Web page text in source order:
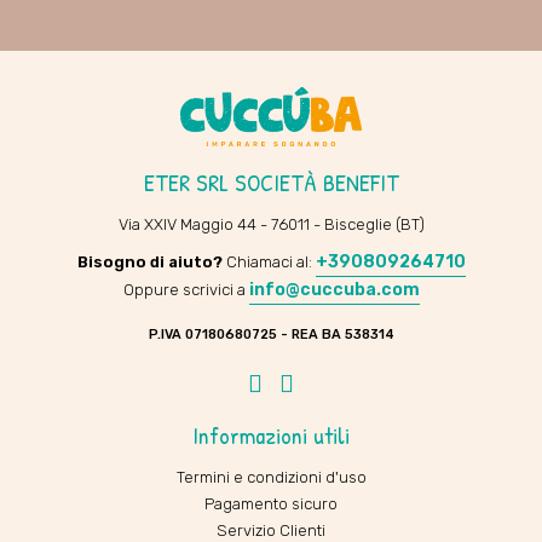
ETER SRL SOCIETÀ BENEFIT
Via XXIV Maggio 44 - 76011 - Bisceglie (BT)
Bisogno di aiuto? Chiamaci al: +390809264710
Oppure scrivici a info@cuccuba.com
P.IVA 07180680725 - REA BA 538314
Facebook
Informazioni utili
Termini e condizioni d'uso
Pagamento sicuro
Servizio Clienti